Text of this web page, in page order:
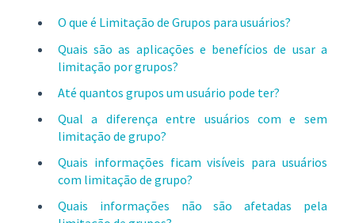
O que é Limitação de Grupos para usuários?
Quais são as aplicações e benefícios de usar a
limitação por grupos?
Até quantos grupos um usuário pode ter?
Qual a diferença entre usuários com e sem
limitação de grupo?
Quais informações ficam visíveis para usuários
com limitação de grupo?
Quais informações não são afetadas pela